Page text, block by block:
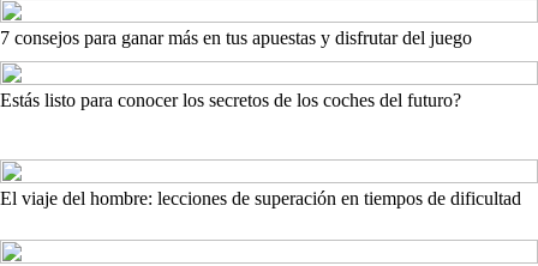
7 consejos para ganar más en tus apuestas y disfrutar del juego
Estás listo para conocer los secretos de los coches del futuro?
El viaje del hombre: lecciones de superación en tiempos de dificultad